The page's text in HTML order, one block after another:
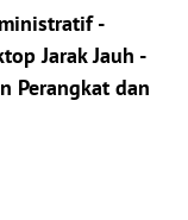
-
Jarak Jauh -
Perangkat dan